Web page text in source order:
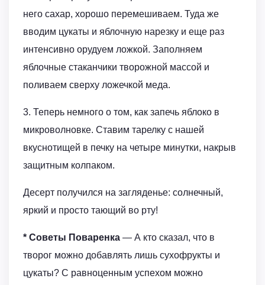
него сахар, хорошо перемешиваем. Туда же
вводим цукаты и яблочную нарезку и еще раз
интенсивно орудуем ложкой. Заполняем
яблочные стаканчики творожной массой и
поливаем сверху ложечкой меда.
3. Теперь немного о том, как запечь яблоко в
микроволновке. Ставим тарелку с нашей
вкуснотищей в печку на четыре минутки, накрыв
защитным колпаком.
Десерт получился на загляденье: солнечный,
яркий и просто тающий во рту!
* Советы Поваренка — А кто сказал, что в
творог можно добавлять лишь сухофрукты и
цукаты? С равноценным успехом можно